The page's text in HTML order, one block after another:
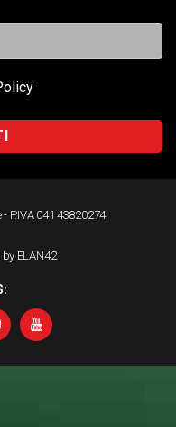
P.IVA 041 43820274
ELAN42